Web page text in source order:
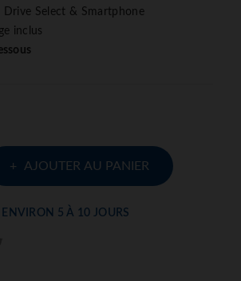
Drive Select & Smartphone
inclus
AJOUTER AU PANIER
5 À 10 JOURS